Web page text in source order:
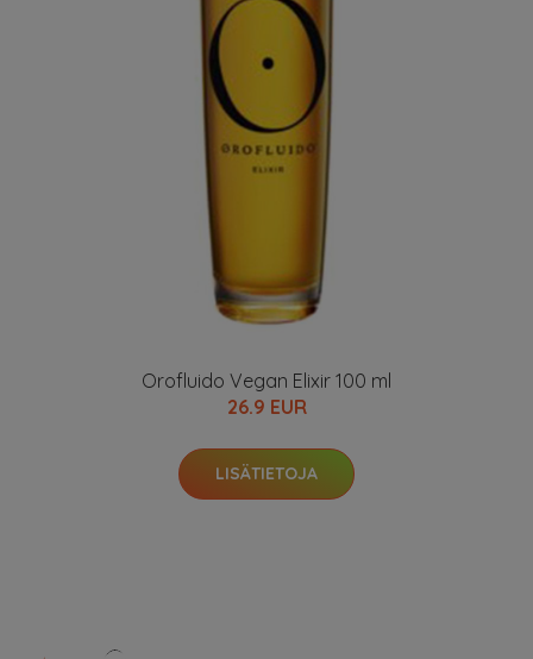
Orofluido Vegan Elixir 100 ml
26.9 EUR
LISÄTIETOJA